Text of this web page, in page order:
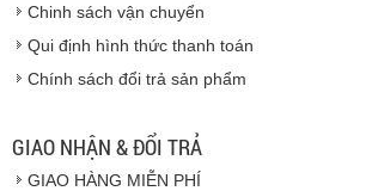
CAM KẾT CHẤT LƯỢNG
Chinh sách vận chuyển
Qui định hình thức thanh toán
Chính sách đổi trả sản phẩm
GIAO NHẬN & ĐỔI TRẢ
GIAO HÀNG MIỄN PHÍ